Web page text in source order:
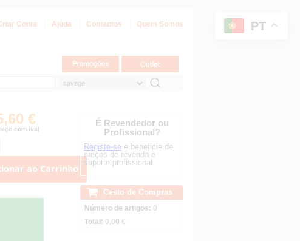
PT
Conta Ajuda Contactos Quem Somos
€
com iva)
ao Carrinho
É Revendedor ou
Profissional?
Registe-se e beneficie de
preços de revenda e
suporte profissional.
Cesto de Compras
Número de artigos: 0
Total: 0,00 €